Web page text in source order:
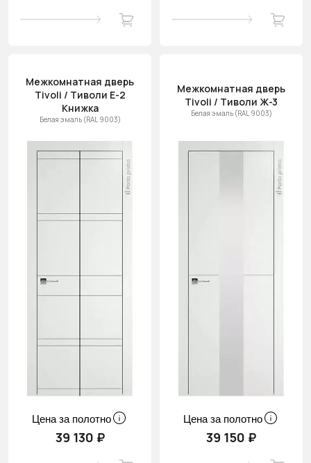
Межкомнатная дверь
Tivoli / Тиволи Е-2
Книжка
Белая эмаль (RAL 9003)
Цена за полотно
39 130 ₽
Межкомнатная дверь
Tivoli / Тиволи Ж-3
Белая эмаль (RAL 9003)
Цена за полотно
39 150 ₽